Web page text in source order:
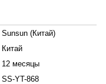
Sunsun (Китай)
Китай
12 месяцы
SS-YT-868